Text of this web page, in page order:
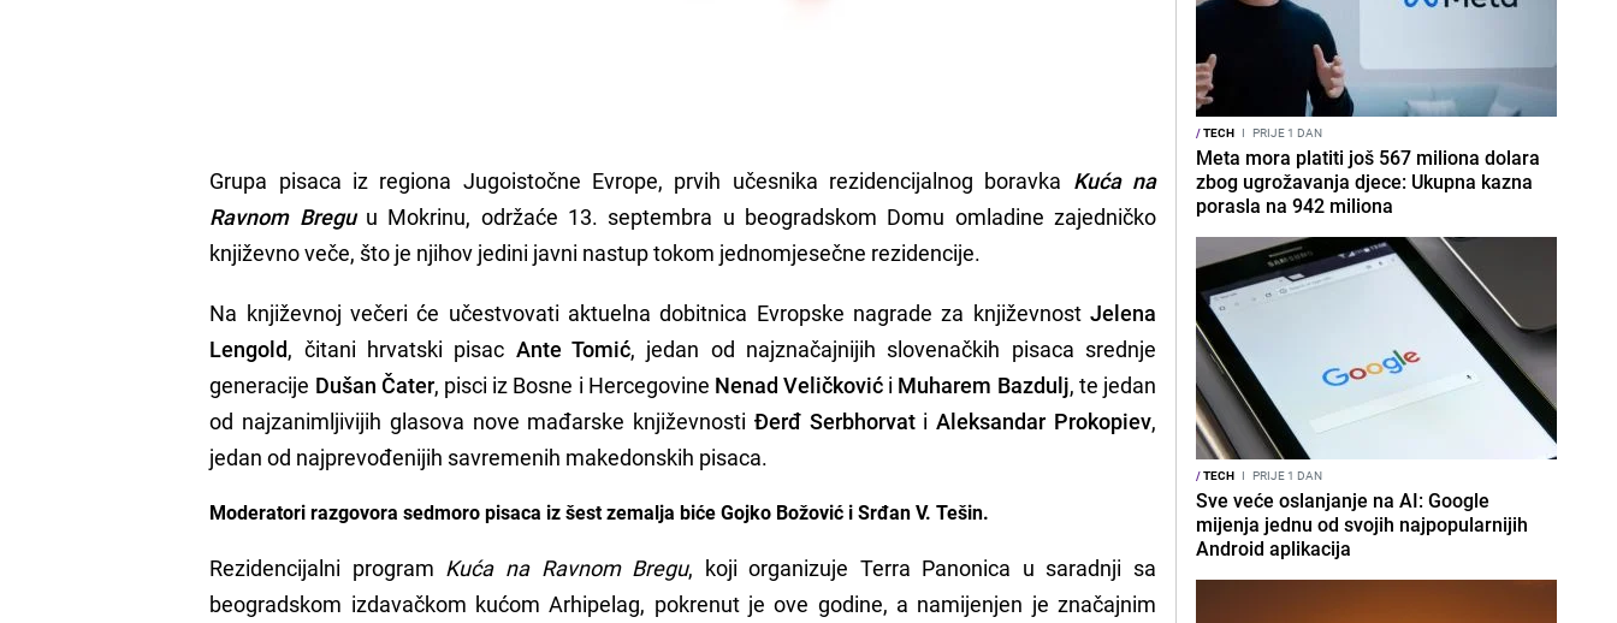
Grupa pisaca iz regiona Jugoistočne Evrope, prvih učesnika rezidencijalnog boravka Kuća na
Ravnom Breguu Mokrinu, održaće 13. septembra u beogradskom Domu omladine zajedničko
književno veče, što je njihov jedini javni nastup tokom jednomjesečne rezidencije.
Na književnoj večeri će učestvovati aktuelna dobitnica Evropske nagrade za književnost Jelena
Lengold, čitani hrvatski pisac Ante Tomić, jedan od najznačajnijih slovenačkih pisaca srednje
generacije Dušan Čater, pisci iz Bosne i Hercegovine Nenad Veličković i Muharem Bazdulj, te jedan
od najzanimljivijih glasova nove mađarske književnosti Đerđ SerbhorvatiAleksandar Prokopiev,
jedan od najprevođenijih savremenih makedonskih pisaca.
Moderatori razgovora sedmoro pisaca iz šest zemalja biće Gojko Božović i Srđan V. Tešin.
Rezidencijalni program Kuća na Ravnom Bregu, koji organizuje Terra Panonica u saradnji sa
beogradskom izdavačkom kućom Arhipelag, pokrenut je ove godine, a namijenjen je značajnim
/TECH I PRIJE 1 DAN
Meta mora platiti još 567 miliona dolara
zbog ugrožavanja djece: Ukupna kazna
porasla na 942 miliona
/TECH I PRIJE 1 DAN
Sve veće oslanjanje na AI: Google
mijenja jednu od svojih najpopularnijih
Android aplikacija